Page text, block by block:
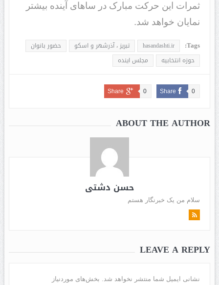
ثمرات این حرکت مبارک در ساهای آینده بیشتر
نمایان خواهد شد.
Tags:
hasandashti.ir تبریز ، آذرشهر و اسکو
حضور بانوان
حوزه انتخابیه
مجلس اینده
Share 0
Share 0
ABOUT THE AUTHOR
حسن دشتی
سلام من یک خبرنگار هستم
LEAVE A REPLY
نشانی ایمیل شما منتشر نخواهد شد. بخش‌های موردنیاز